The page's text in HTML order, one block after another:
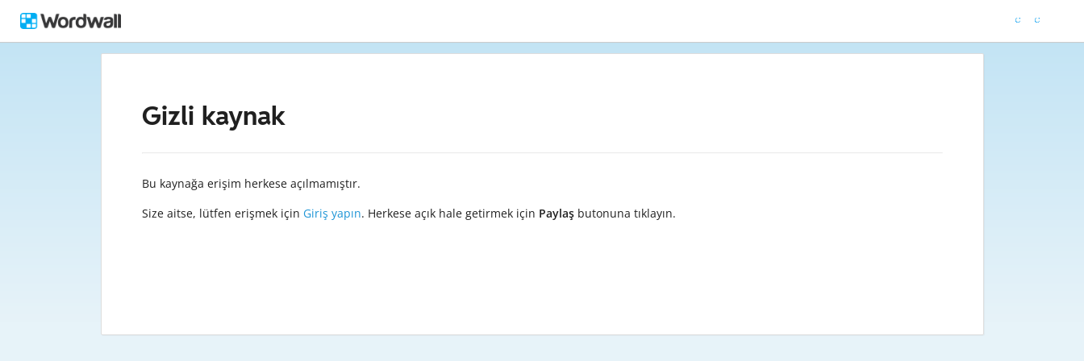
Gizli kaynak
Bu kaynağa erişim herkese açılmamıştır.
Size aitse, lütfen erişmek için Giriş yapın. Herkese açık hale getirmek için Paylaşbutonuna tıklayın.